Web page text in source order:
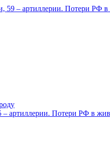
59 – артиллерии. Потери РФ
артиллерии. Потери РФ в